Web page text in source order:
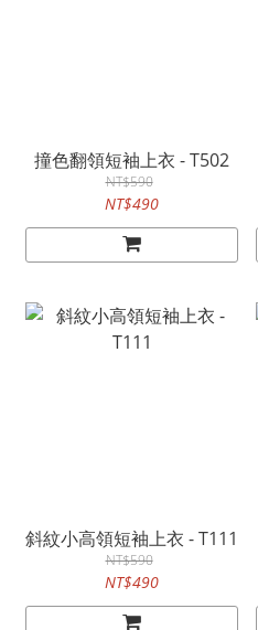
撞色翻領短袖上衣 - T502
NT$590
NT$490
斜紋小高領短袖上衣 - T111
NT$590
NT$490